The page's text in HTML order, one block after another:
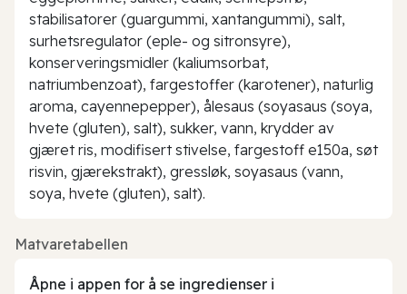
stabilisatorer (guargummi, xantangummi), salt,
surhetsregulator (eple- og sitronsyre),
konserveringsmidler (kaliumsorbat,
natriumbenzoat), fargestoffer (karotener), naturlig
aroma, cayennepepper), ålesaus (soyasaus (soya,
hvete (gluten), salt), sukker, vann, krydder av
gjæret ris, modifisert stivelse, fargestoff e150a, søt
risvin, gjærekstrakt), gressløk, soyasaus (vann,
soya, hvete (gluten), salt).
Matvaretabellen
Åpne i appen for å se ingredienser i